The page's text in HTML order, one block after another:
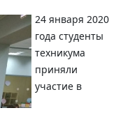
24 января 2020
года студенты
техникума
приняли
участие в